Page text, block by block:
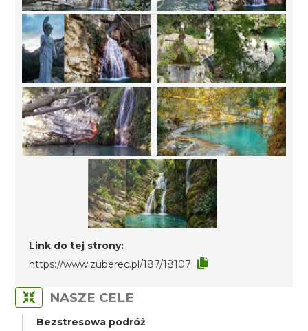
Link do tej strony:
https://www.zuberec.pl/187/18107
NASZE CELE
Bezstresowa podróż